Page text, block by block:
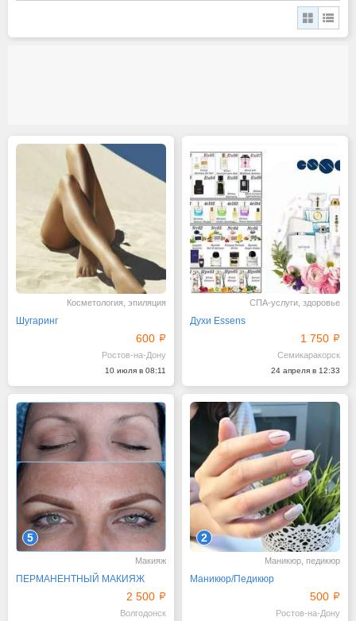
Косметология, эпиляция
Шугаринг
600
Ростов-на-Дону
10 июля в 08:11
СПА-услуги, здоровье
Духи Essens
1 750
Семикаракорск
24 апреля в 12:33
5
Макияж
ПЕРМАНЕНТНЫЙ МАКИЯЖ
2 500
Волгодонск
2
Маникюр, педикюр
Маникюр/Педикюр
500
Ростов-на-Дону